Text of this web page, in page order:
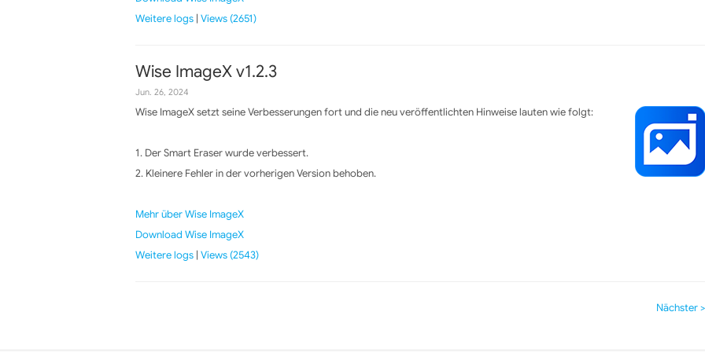
Weitere logs | Views (2651)
Wise ImageX v1.2.3
Jun. 26, 2024
Wise ImageX setzt seine Verbesserungen fort und die neu veröffentlichten Hinweise lauten wie folgt:
1. Der Smart Eraser wurde verbessert.
2. Kleinere Fehler in der vorherigen Version behoben.
Mehr über Wise ImageX
Download Wise ImageX
Weitere logs | Views (2543)
Nächster